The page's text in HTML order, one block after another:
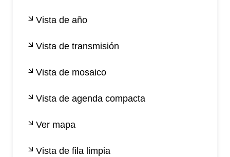
Vista de año
Vista de transmisión
Vista de mosaico
Vista de agenda compacta
Ver mapa
Vista de fila limpia